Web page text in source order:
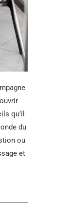
qu’il
du
ou
et